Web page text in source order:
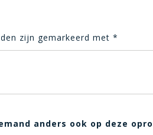
zijn gemarkeerd met *
anders ook op deze